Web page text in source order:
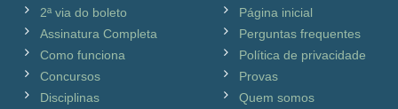
2ª via do boleto
Assinatura Completa
Como funciona
Concursos
Disciplinas
Página inicial
Perguntas frequentes
Política de privacidade
Provas
Quem somos